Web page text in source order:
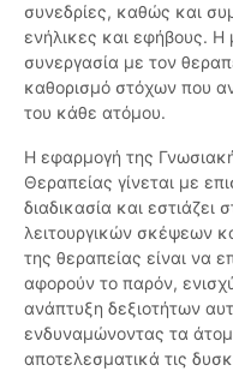
συνεδρίες, καθώς και
ενήλικες και εφήβους. Η
συνεργασία με τον
καθορισμό στόχων που
του κάθε ατόμου.
Η εφαρμογή της
Θεραπείας γίνεται με
διαδικασία και
λειτουργικών σκέψεων
της θεραπείας είναι να
αφορούν το παρόν,
ανάπτυξη δεξιοτήτων
ενδυναμώνοντας τα
αποτελεσματικά τις